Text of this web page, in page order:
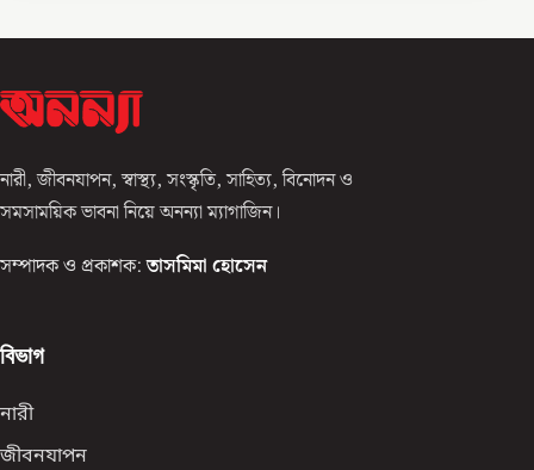
নারী, জীবনযাপন, স্বাস্থ্য, সংস্কৃতি, সাহিত্য, বিনোদন ও
সমসাময়িক ভাবনা নিয়ে অনন্যা ম্যাগাজিন।
সম্পাদক ও প্রকাশক: তাসমিমা হোসেন
বিভাগ
নারী
জীবনযাপন